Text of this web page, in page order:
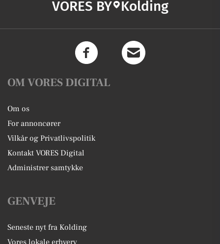
VORES BY Kolding
OM VORES DIGITAL
Om os
For annoncører
Vilkår og Privatlivspolitik
Kontakt VORES Digital
Administrer samtykke
GENVEJE
Seneste nyt fra Kolding
Vores lokale erhverv